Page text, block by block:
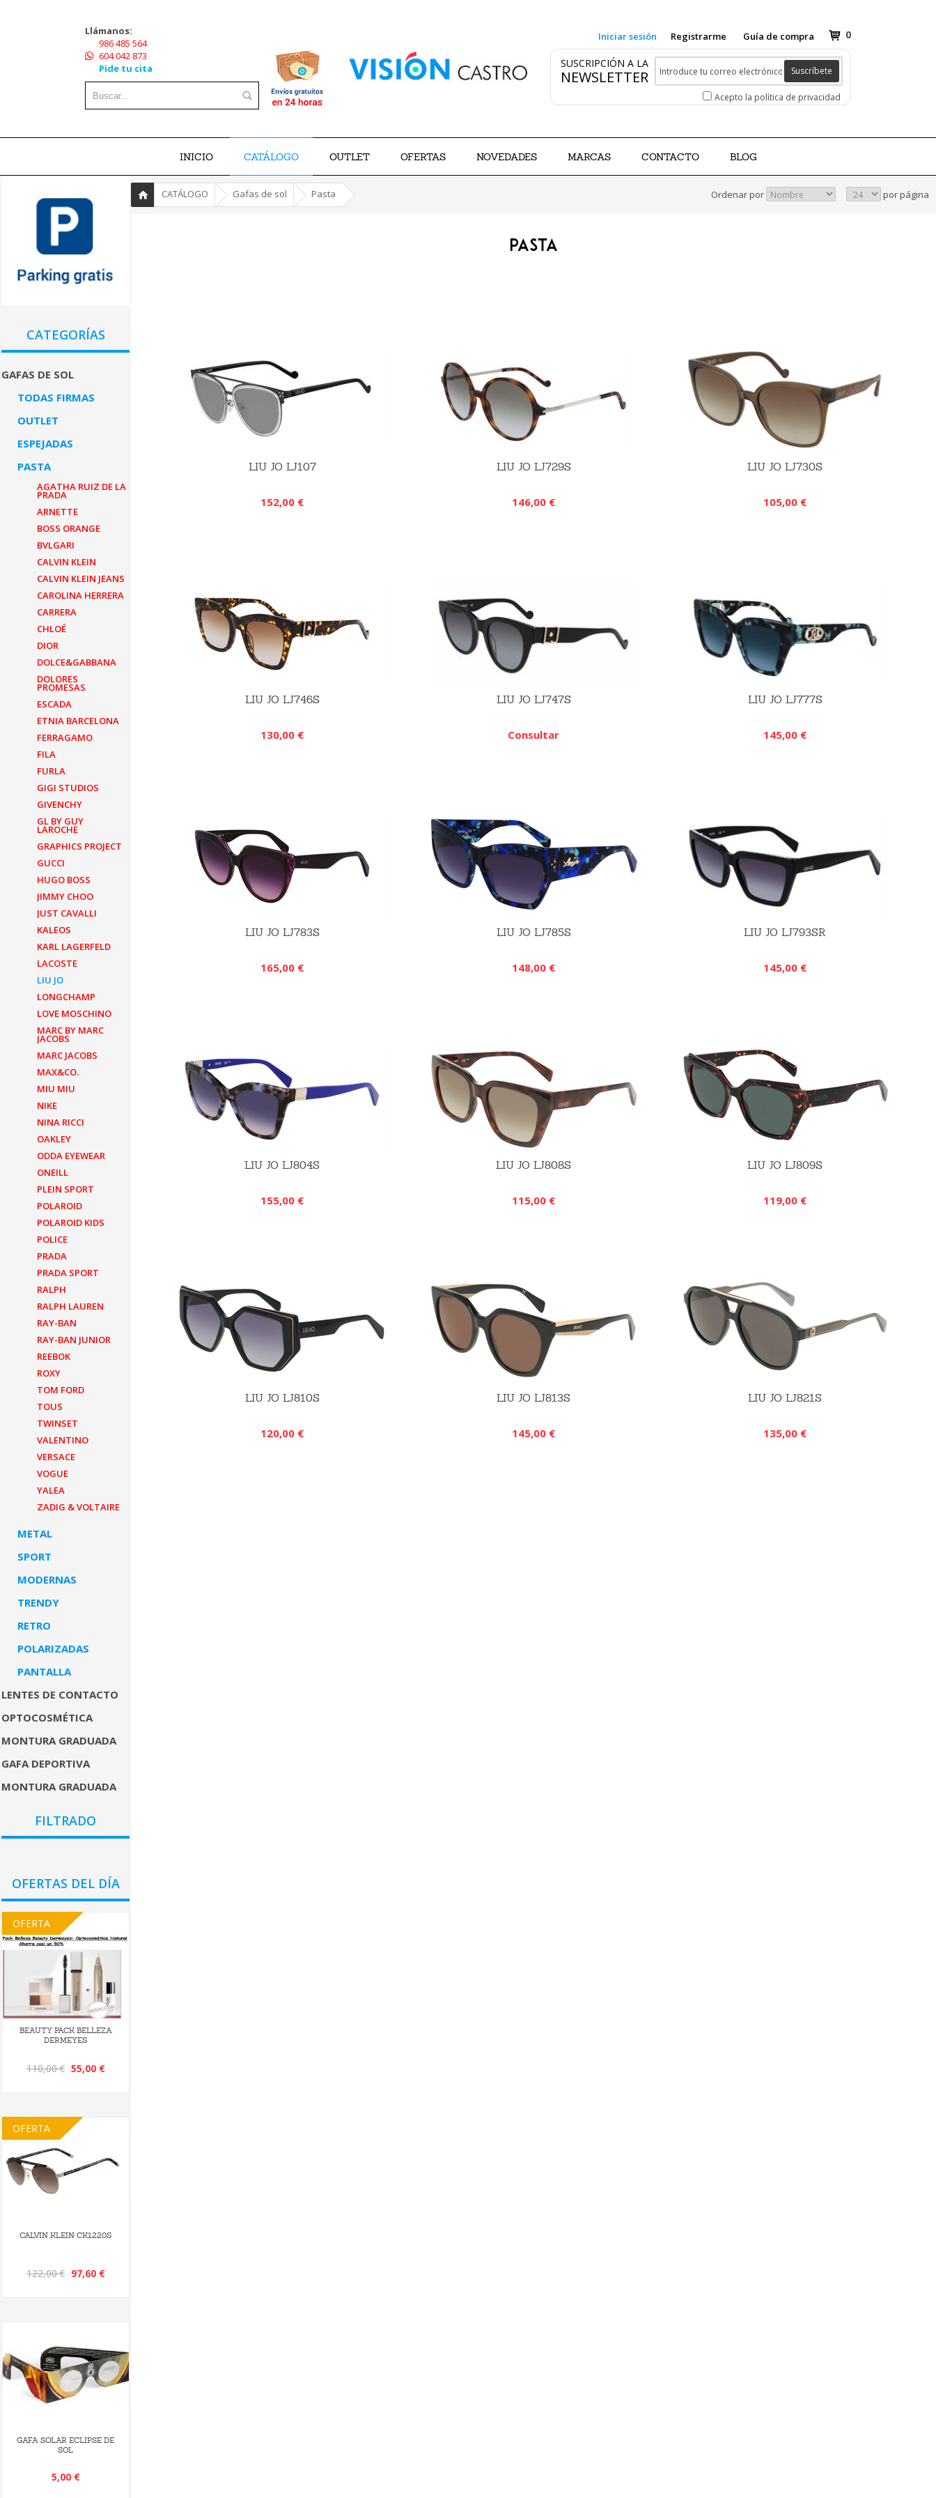
Llámanos:
986 485 564
604 042 873
Pide tu cita
0
Iniciar sesión Registrarme Guía de compra
SUSCRIPCIÓN A LA
NEWSLETTER Suscríbete
Acepto la política de privacidad
INICIO CATÁLOGO OUTLET OFERTAS NOVEDADES MARCAS CONTACTO BLOG
CATEGORÍAS
GAFAS DE SOL
TODAS FIRMAS
OUTLET
ESPEJADAS
PASTA
AGATHA RUIZ DE LA
PRADA
ARNETTE
BOSS ORANGE
BVLGARI
CALVIN KLEIN
CALVIN KLEIN JEANS
CAROLINA HERRERA
CARRERA
CHLOÉ
DIOR
DOLCE&GABBANA
DOLORES
PROMESAS
ESCADA
ETNIA BARCELONA
FERRAGAMO
FILA
FURLA
GIGI STUDIOS
GIVENCHY
GL BY GUY
LAROCHE
GRAPHICS PROJECT
GUCCI
HUGO BOSS
JIMMY CHOO
JUST CAVALLI
KALEOS
KARL LAGERFELD
LACOSTE
LIU JO
LONGCHAMP
LOVE MOSCHINO
MARC BY MARC
JACOBS
MARC JACOBS
MAX&CO.
MIU MIU
NIKE
NINA RICCI
OAKLEY
ODDA EYEWEAR
ONEILL
PLEIN SPORT
POLAROID
POLAROID KIDS
POLICE
PRADA
PRADA SPORT
RALPH
RALPH LAUREN
RAY-BAN
RAY-BAN JUNIOR
REEBOK
ROXY
TOM FORD
TOUS
TWINSET
VALENTINO
VERSACE
VOGUE
YALEA
ZADIG & VOLTAIRE
METAL
SPORT
MODERNAS
TRENDY
RETRO
POLARIZADAS
PANTALLA
LENTES DE CONTACTO
OPTOCOSMÉTICA
MONTURA GRADUADA
GAFA DEPORTIVA
MONTURA GRADUADA
FILTRADO
OFERTAS DEL DÍA
OFERTA
BEAUTY PACK BELLEZA
DERMEYES
110,00 € 55,00 €
OFERTA
CALVIN KLEIN CK1220S
122,00 € 97,60 €
GAFA SOLAR ECLIPSE DE
SOL
5,00 €
Ordenar por por página
»CATÁLOGO Gafas de sol Pasta
PASTA
LIU JO LJ107
152,00 €
LIU JO LJ729S
146,00 €
LIU JO LJ730S
105,00 €
LIU JO LJ746S
130,00 €
LIU JO LJ747S
Consultar
LIU JO LJ777S
145,00 €
LIU JO LJ783S
165,00 €
LIU JO LJ785S
148,00 €
LIU JO LJ793SR
145,00 €
LIU JO LJ804S
155,00 €
LIU JO LJ808S
115,00 €
LIU JO LJ809S
119,00 €
LIU JO LJ810S
120,00 €
LIU JO LJ813S
145,00 €
LIU JO LJ821S
135,00 €